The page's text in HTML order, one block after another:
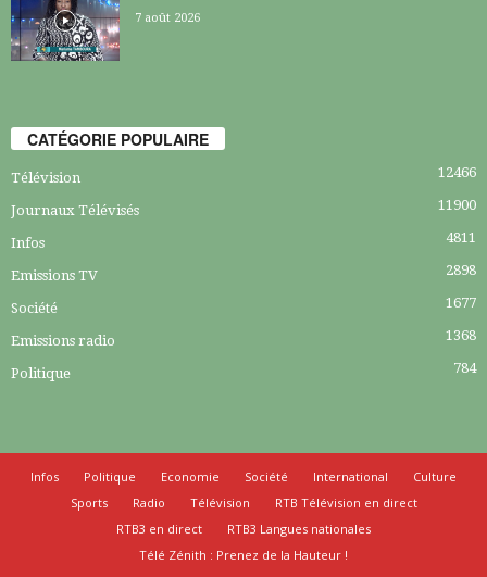
7 août 2026
CATÉGORIE POPULAIRE
Télévision 12466
Journaux Télévisés 11900
Infos 4811
Emissions TV 2898
Société 1677
Emissions radio 1368
Politique 784
Infos Politique Economie Société International
Culture
Sports
Radio Télévision
RTB Télévision en direct
RTB3 en direct
RTB3 Langues nationales
Télé Zénith : Prenez de la Hauteur !